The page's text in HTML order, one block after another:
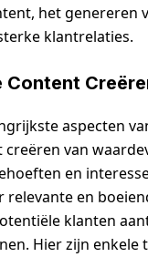
het genereren
klantrelaties.
Content
aspecten
van
en
relevante en
klanten
Hier zijn enkele